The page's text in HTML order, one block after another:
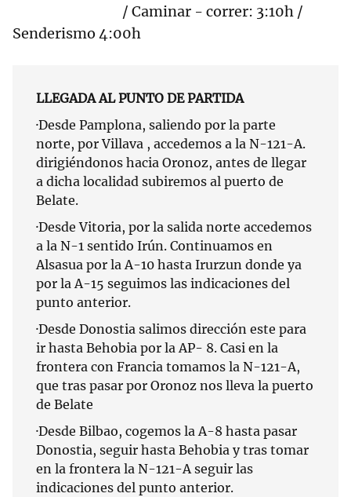
/ Caminar - correr: 3:10h /
Senderismo 4:00h
LLEGADA AL PUNTO DE PARTIDA
·Desde Pamplona, saliendo por la parte
norte, por Villava , accedemos a la N-121-A.
dirigiéndonos hacia Oronoz, antes de llegar
a dicha localidad subiremos al puerto de
Belate.
·Desde Vitoria, por la salida norte accedemos
a la N-1 sentido Irún. Continuamos en
Alsasua por la A-10 hasta Irurzun donde ya
por la A-15 seguimos las indicaciones del
punto anterior.
·Desde Donostia salimos dirección este para
ir hasta Behobia por la AP- 8. Casi en la
frontera con Francia tomamos la N-121-A,
que tras pasar por Oronoz nos lleva la puerto
de Belate
·Desde Bilbao, cogemos la A-8 hasta pasar
Donostia, seguir hasta Behobia y tras tomar
en la frontera la N-121-A seguir las
indicaciones del punto anterior.